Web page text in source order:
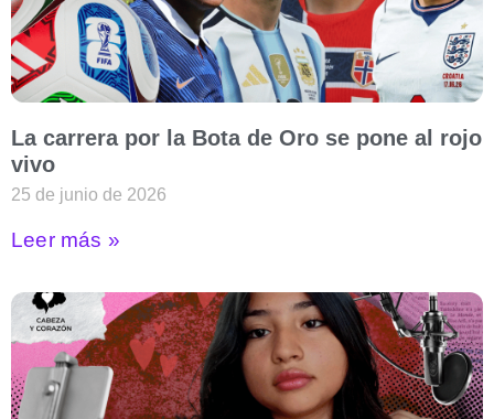
La carrera por la Bota de Oro se pone al rojo
vivo
25 de junio de 2026
Leer más »